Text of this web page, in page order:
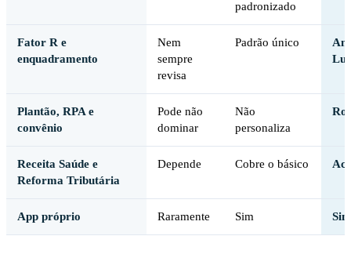
padronizado
Fator R e
enquadramento
Nem
sempre
revisa
Padrão único
Plantão, RPA e
convênio
Pode não
dominar
Não
personaliza
Receita Saúde e
Reforma Tributária
Depende Cobre o básico
App próprio Raramente Sim